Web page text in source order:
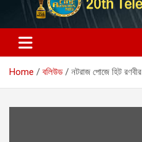
Home বলিউড নটরাজ পোজে হিট রণবীর